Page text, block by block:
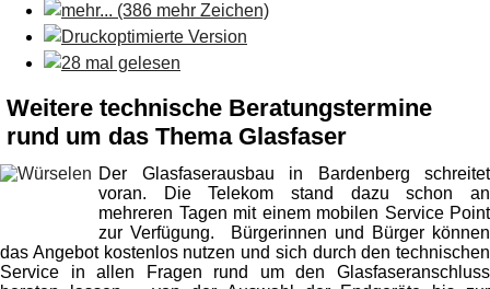
Weitere technische Beratungstermine
rund um das Thema Glasfaser
Der Glasfaserausbau in Bardenberg schreitet
voran. Die Telekom stand dazu schon an
mehreren Tagen mit einem mobilen Service Point
zur Verfügung. Bürgerinnen und Bürger können
das Angebot kostenlos nutzen und sich durch den technischen
Service in allen Fragen rund um den Glasfaseranschluss